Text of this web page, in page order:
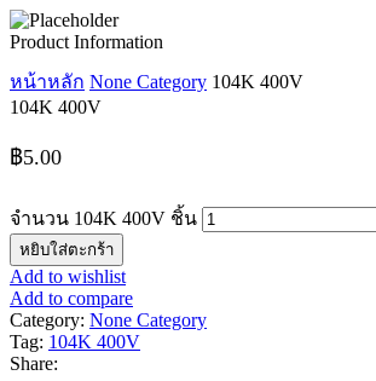
Product Information
หน้าหลัก None Category 104K 400V
104K 400V
฿5.00
จำนวน 104K 400V ชิ้น
หยิบใส่ตะกร้า
Add to wishlist
Add to compare
Category: None Category
Tag: 104K 400V
Share: